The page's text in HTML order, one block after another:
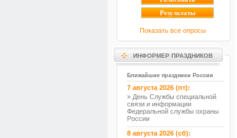
Показать все опросы
ИНФОРМЕР ПРАЗДНИКОВ
Ближайшие праздники России
7 августа 2026 (пт):
» День Службы специальной
связи и информации
Федеральной службы охраны
России
8 августа 2026 (сб):